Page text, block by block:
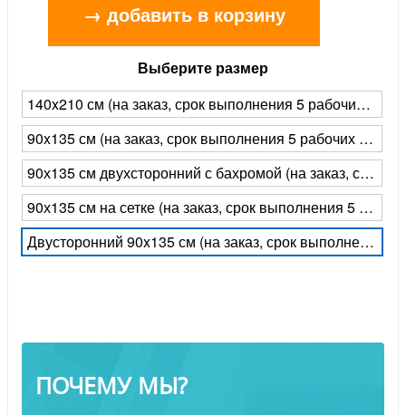
→ добавить в корзину
Выберите размер
140x210 см (на заказ, срок выполнения 5 рабочих дней)
90x135 см (на заказ, срок выполнения 5 рабочих дней)
90х135 см двухсторонний с бахромой (на заказ, срок выполнения 5 рабочих дней)
90х135 см на сетке (на заказ, срок выполнения 5 рабочих дней)
Двусторонний 90x135 см (на заказ, срок выполнения 5 рабочих дней)
ПОЧЕМУ МЫ?